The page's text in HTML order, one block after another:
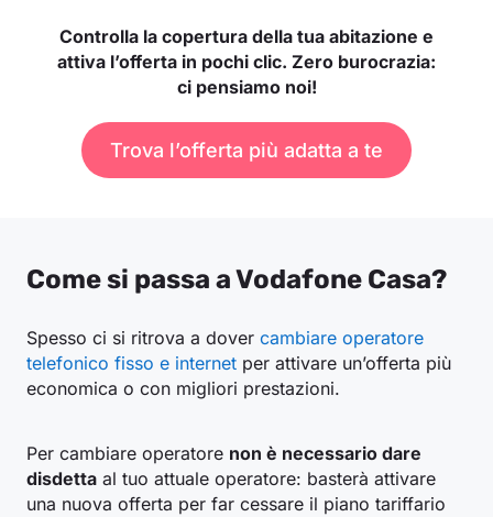
Controlla la copertura della tua abitazione e
attiva l’offerta in pochi clic. Zero burocrazia:
ci pensiamo noi!
Trova l’offerta più adatta a te
Come si passa a Vodafone Casa?
Spesso ci si ritrova a dover cambiare operatore
telefonico fisso e internet per attivare un’offerta più
economica o con migliori prestazioni.
Per cambiare operatore non è necessario dare
disdetta al tuo attuale operatore: basterà attivare
una nuova offerta per far cessare il piano tariffario